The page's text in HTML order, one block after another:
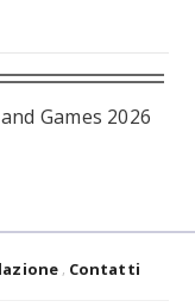
Games 2026
Contatti